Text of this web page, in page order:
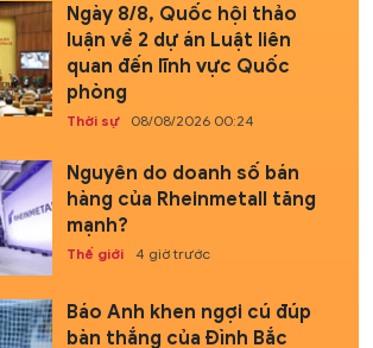
Ngày 8/8, Quốc hội thảo
luận về 2 dự án Luật liên
quan đến lĩnh vực Quốc
phòng
Thời sự 08/08/2026 00:24
Nguyên do doanh số bán
hàng của Rheinmetall tăng
mạnh?
Thế giới 4 giờ trước
Báo Anh khen ngợi cú đúp
bàn thắng của Đình Bắc